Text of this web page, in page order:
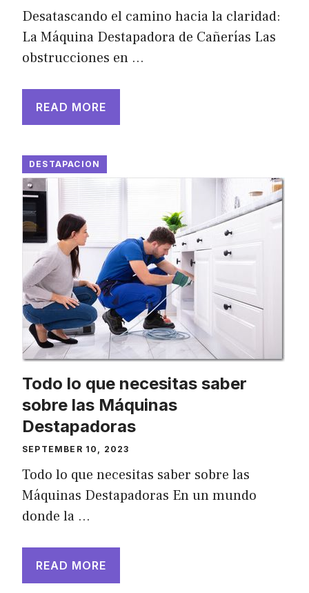
Desatascando el camino hacia la claridad:
La Máquina Destapadora de Cañerías Las
obstrucciones en …
READ MORE
DESTAPACION
Todo lo que necesitas saber
sobre las Máquinas
Destapadoras
SEPTEMBER 10, 2023
Todo lo que necesitas saber sobre las
Máquinas Destapadoras En un mundo
donde la …
READ MORE